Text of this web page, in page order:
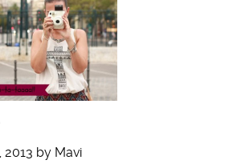
2013 by Mavi